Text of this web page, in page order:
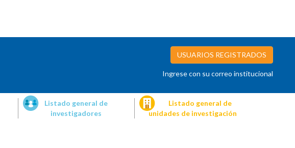
USUARIOS REGISTRADOS
Ingrese con su correo institucional
Listado general de
investigadores
Listado general de
unidades de investigación